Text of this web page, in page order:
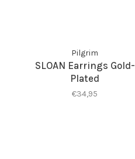
Pilgrim
SLOAN Earrings Gold-
Plated
€34,95